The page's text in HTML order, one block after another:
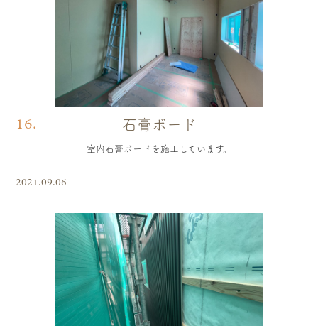
16. 石膏ボード
室内石膏ボードを施工しています。
2021.09.06